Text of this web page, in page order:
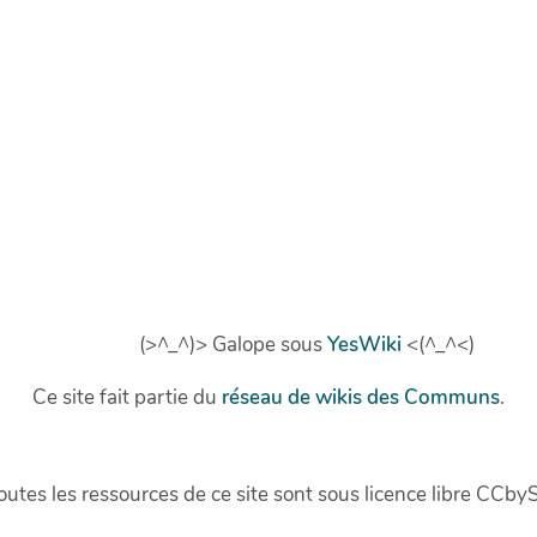
(>^_^)> Galope sousYesWiki <(^_^<)
Ce site fait partie du réseau de wikis des Communs.
les ressources de ce site sont sous licence libre